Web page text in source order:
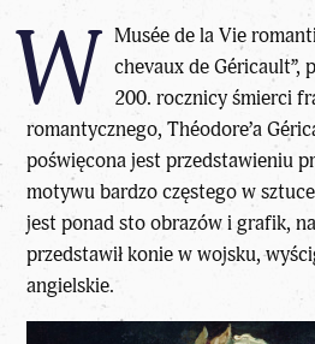
W Musée de la Vie
chevaux de Géricault”,
200. rocznicy śmierci
romantycznego, Théodore’a
poświęcona jest przedstawieniu
motywu bardzo częstego w
jest ponad sto obrazów i grafik,
przedstawił konie w wojsku,
angielskie.